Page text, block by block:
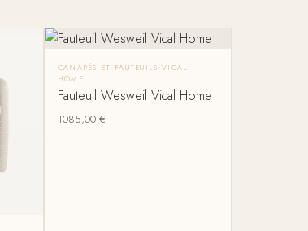
CANAPÉS ET FAUTEUILS VICAL
HOME
Fauteuil Wesweil Vical Home
1085,00 €